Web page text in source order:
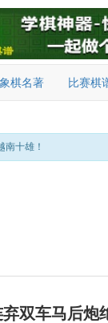
象棋名著 比赛棋
十雄！
双车马后炮